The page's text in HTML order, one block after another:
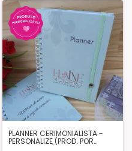
PLANNER CERIMONIALISTA -
PERSONALIZE (PROD. POR